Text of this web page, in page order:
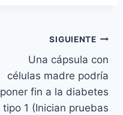
SIGUIENTE
Una cápsula con
células madre podría
poner fin a la diabetes
tipo 1 (Inician pruebas